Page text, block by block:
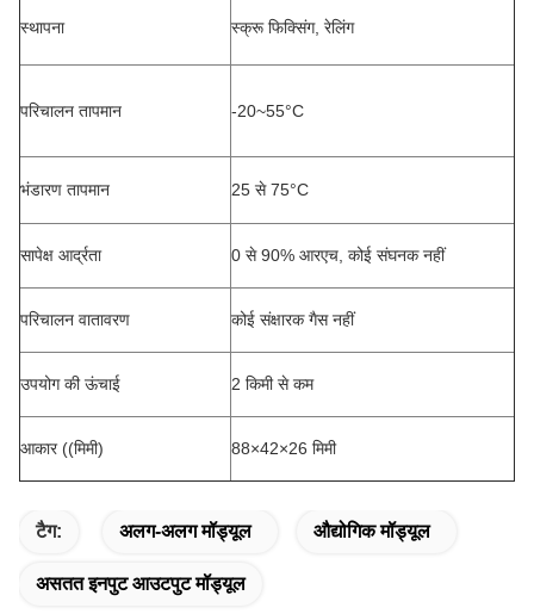
स्थापना स्क्रू फिक्सिंग, रेलिंग
परिचालन तापमान -20~55°C
भंडारण तापमान 25 से 75°C
सापेक्ष आर्द्रता 0 से 90% आरएच, कोई संघनक नहीं
परिचालन वातावरण कोई संक्षारक गैस नहीं
उपयोग की ऊंचाई 2 किमी से कम
आकार ((मिमी) 88×42×26 मिमी
टैग: अलग-अलग मॉड्यूल औद्योगिक मॉड्यूल
असतत इनपुट आउटपुट मॉड्यूल